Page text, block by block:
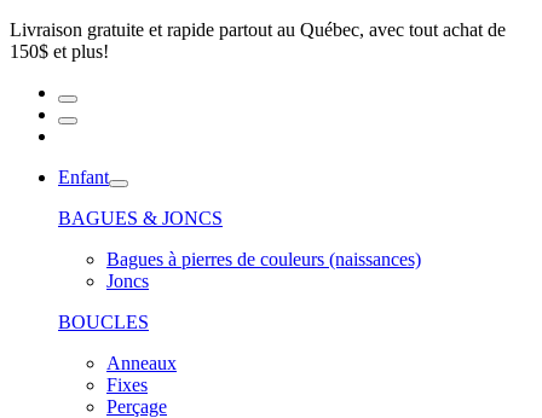
Livraison gratuite et rapide partout au Québec, avec tout achat de
150$ et plus!
Enfant
BAGUES & JONCS
Bagues à pierres de couleurs (naissances)
Joncs
BOUCLES
Anneaux
Fixes
Perçage